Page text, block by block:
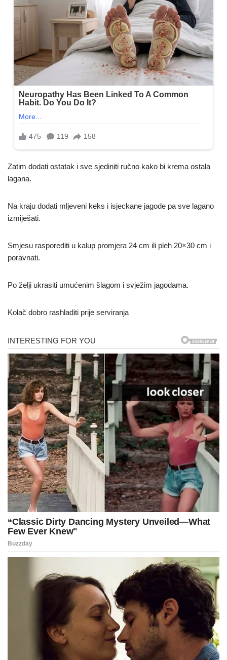
Zatim dodati ostatak i sve sjediniti ručno kako bi krema ostala
lagana.
Na kraju dodati mljeveni keks i isjeckane jagode pa sve lagano
izmiješati.
Smjesu rasporediti u kalup promjera 24 cm ili pleh 20×30 cm i
poravnati.
Po želji ukrasiti umućenim šlagom i svježim jagodama.
Kolač dobro rashladiti prije serviranja